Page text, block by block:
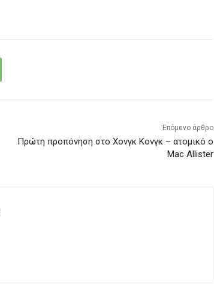
Επόμενο άρθρο
Πρώτη προπόνηση στο Χονγκ Κονγκ – ατομικό ο
Mac Allister